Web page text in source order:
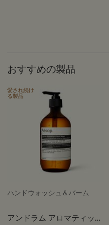
おすすめの製品
愛され続け
る製品
ハンドウォッシュ＆バーム
アンドラム アロマティック